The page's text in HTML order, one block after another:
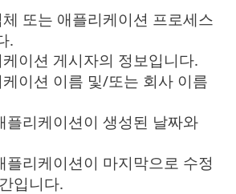
또는 애플리케이션 프로세스
.
이션 게시자의 정보입니다.
이션 이름 및/또는 회사 이름
플리케이션이 생성된 날짜와
리케이션이 마지막으로 수정
입니다.